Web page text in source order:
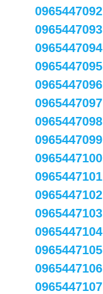
0965447092
0965447093
0965447094
0965447095
0965447096
0965447097
0965447098
0965447099
0965447100
0965447101
0965447102
0965447103
0965447104
0965447105
0965447106
0965447107